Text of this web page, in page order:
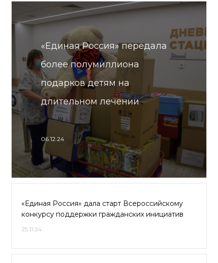
«Единая Россия» передала
более полумиллиона
подарков детям на
длительном лечении
06.12.24
«Единая Россия» дала старт Всероссийскому
конкурсу поддержки гражданских инициатив
25.11.24